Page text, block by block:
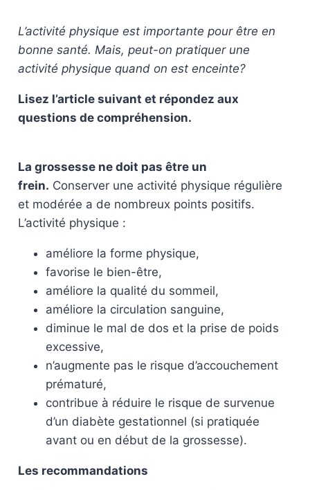
L’activité physique est importante pour être en
bonne santé. Mais, peut-on pratiquer une
activité physique quand on est enceinte?
Lisez l’article suivant et répondez aux
questions de compréhension.
La grossesse ne doit pas être un
frein. Conserver une activité physique régulière
et modérée a de nombreux points positifs.
L’activité physique :
améliore la forme physique,
favorise le bien-être,
améliore la qualité du sommeil,
améliore la circulation sanguine,
diminue le mal de dos et la prise de poids
excessive,
n’augmente pas le risque d’accouchement
prématuré,
contribue à réduire le risque de survenue
d’un diabète gestationnel (si pratiquée
avant ou en début de la grossesse).
Les recommandations